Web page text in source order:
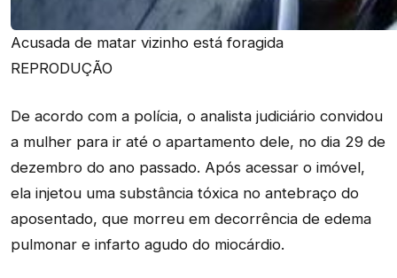
Acusada de matar vizinho está foragida
REPRODUÇÃO
De acordo com a polícia, o analista judiciário convidou
a mulher para ir até o apartamento dele, no dia 29 de
dezembro do ano passado. Após acessar o imóvel,
ela injetou uma substância tóxica no antebraço do
aposentado, que morreu em decorrência de edema
pulmonar e infarto agudo do miocárdio.